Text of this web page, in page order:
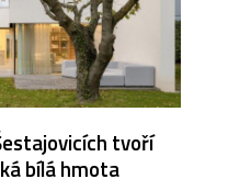
tvoří
bílá hmota